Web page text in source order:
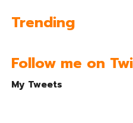
Trending
Follow me on
My Tweets